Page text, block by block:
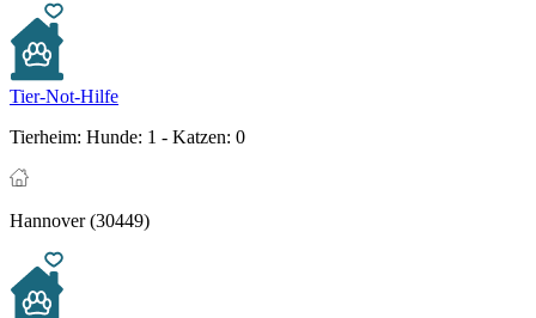
Tier-Not-Hilfe
Tierheim: Hunde: 1 - Katzen: 0
Hannover (30449)